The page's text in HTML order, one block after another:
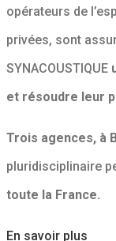
opérateurs de
privées, sont
SYNACOUSTIQUE
et résoudre leur
Trois agences, à
pluridisciplinaire
toute la France.
En savoir plus